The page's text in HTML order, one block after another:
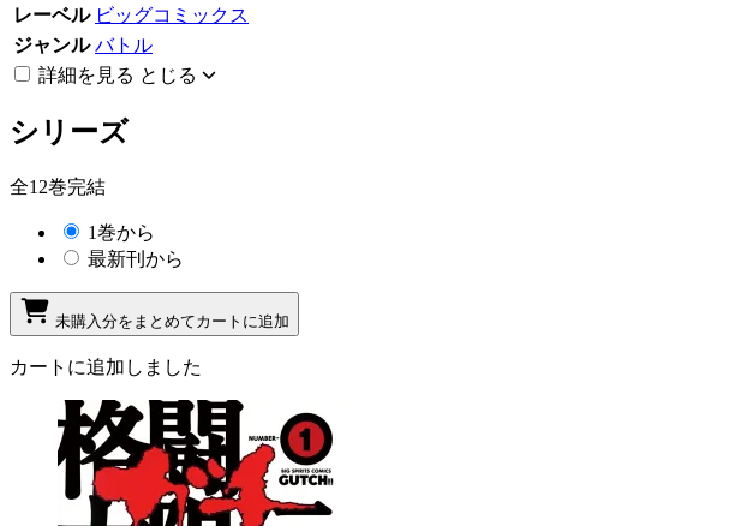
レーベル ビッグコミックス
ジャンル バトル
詳細を見る とじる
シリーズ
全12巻完結
1巻から
最新刊から
未購入分をまとめてカートに追加
カートに追加しました